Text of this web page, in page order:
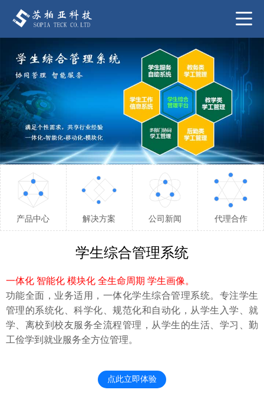
产品中心 解决方案 公司新闻 代理合作
学生综合管理系统
一体化 智能化 模块化 全生命周期 学生画像。
功能全面，业务适用，一体化学生综合管理系统。专注学生
管理的系统化、科学化、规范化和自动化，从学生入学、就
学、离校到校友服务全流程管理，从学生的生活、学习、勤
工俭学到就业服务全方位管理。
点此立即体验